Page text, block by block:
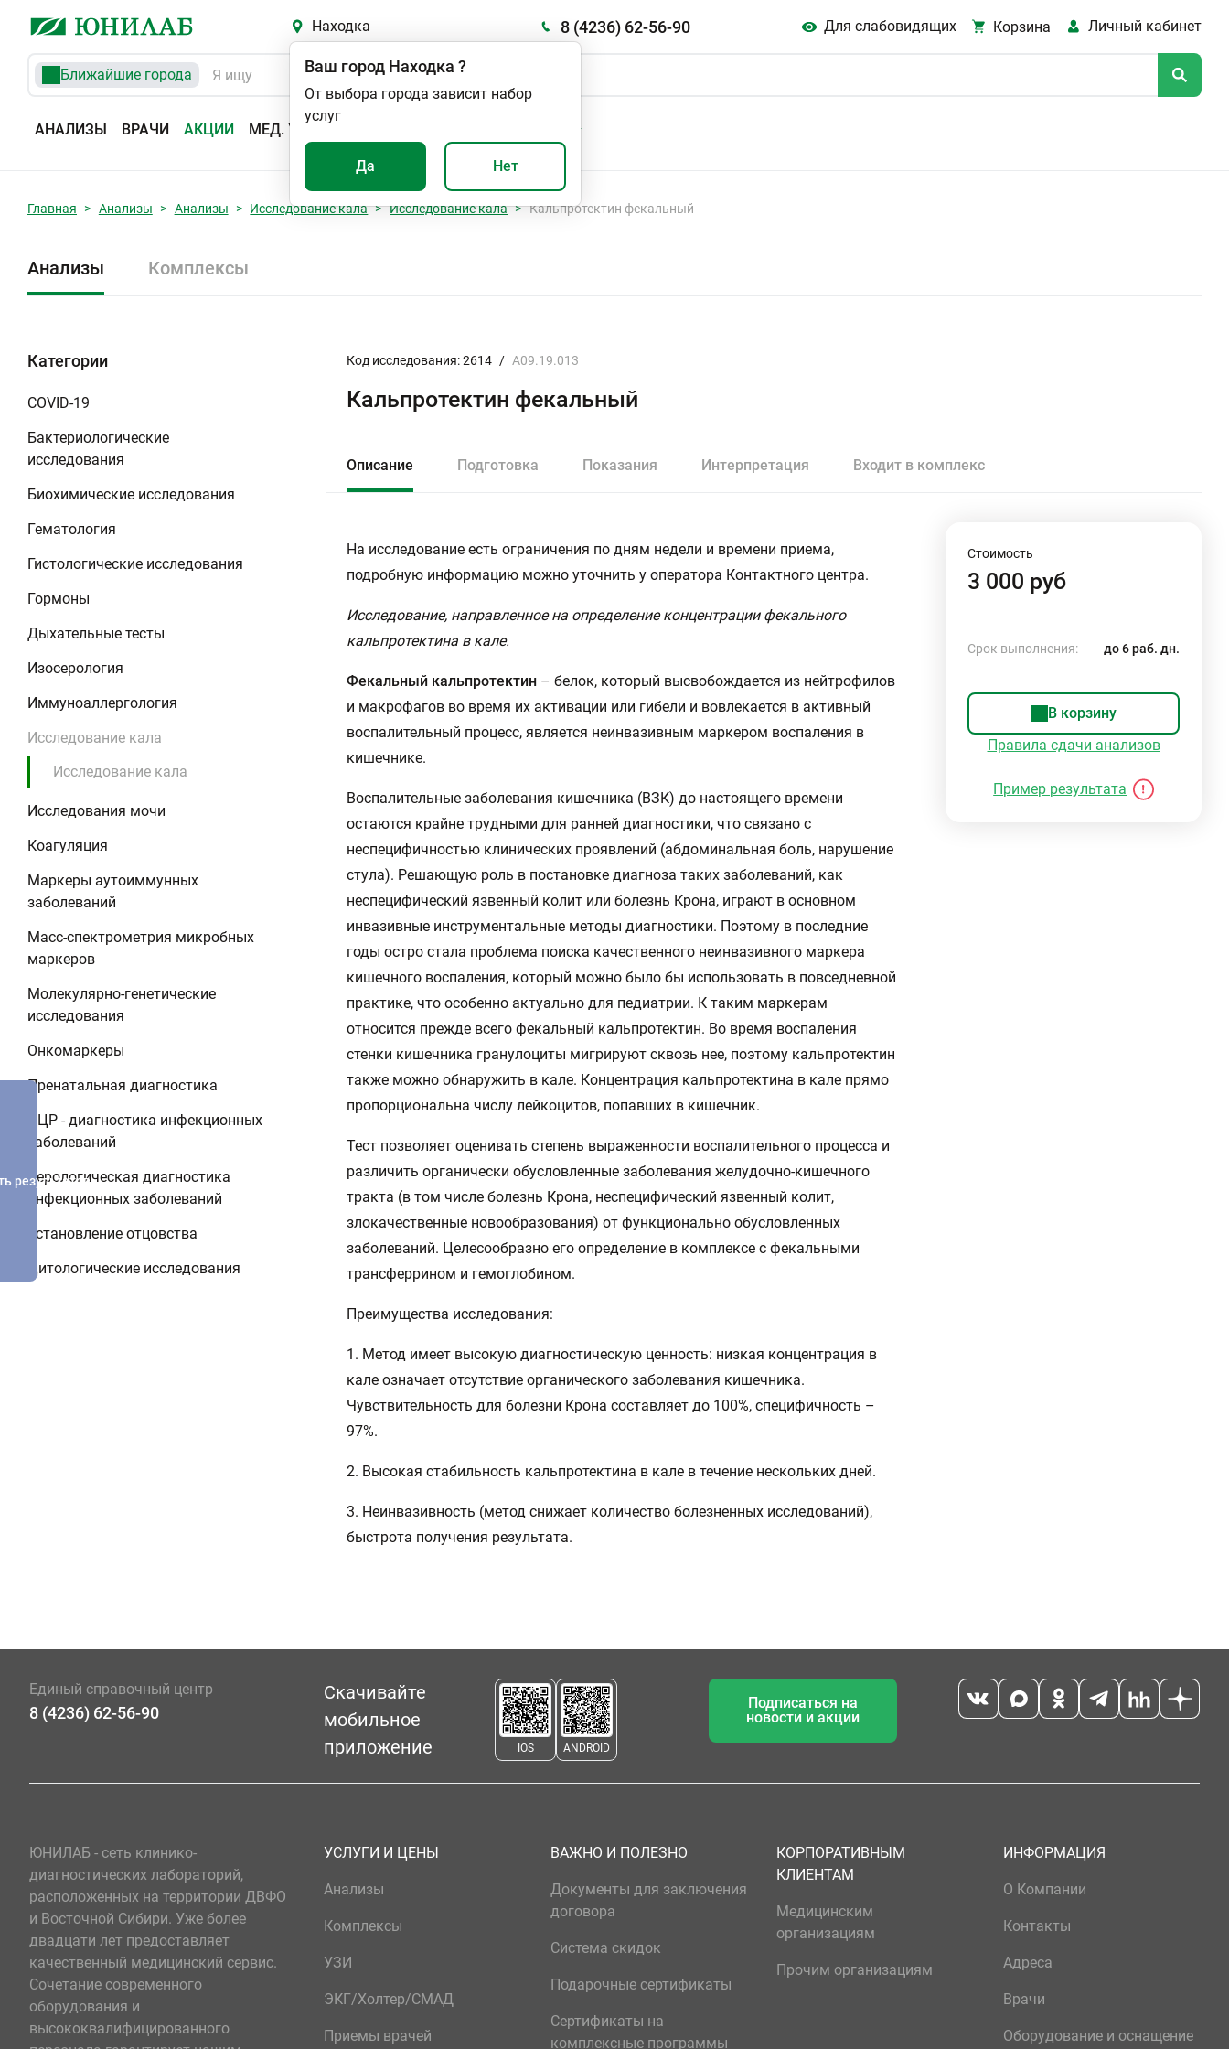
Находка 8 (4236) 62-56-90 Для слабовидящих Корзина Личный кабинет
Ближайшие города
АНАЛИЗЫ ВРАЧИ АКЦИИ МЕД. УСЛУГИ
Ваш город Находка ?
От выбора города зависит набор
услуг
Да Нет
Главная Анализы Анализы Исследование кала Исследование кала Кальпротектин фекальный
Анализы Комплексы
Категории
COVID-19
Бактериологические
исследования
Биохимические исследования
Гематология
Гистологические исследования
Гормоны
Дыхательные тесты
Изосерология
Иммуноаллергология
Исследование кала
Исследование кала
Исследования мочи
Коагуляция
Маркеры аутоиммунных
заболеваний
Масс-спектрометрия микробных
маркеров
Молекулярно-генетические
исследования
Онкомаркеры
Пренатальная диагностика
ПЦР - диагностика инфекционных
заболеваний
Серологическая диагностика
инфекционных заболеваний
Установление отцовства
Цитологические исследования
Код исследования: 2614 / A09.19.013
Кальпротектин фекальный
Описание Подготовка Показания Интерпретация Входит в комплекс
На исследование есть ограничения по дням недели и времени приема,
подробную информацию можно уточнить у оператора Контактного центра.
Исследование, направленное на определение концентрации фекального
кальпротектина в кале.
Фекальный кальпротектин – белок, который высвобождается из нейтрофилов
и макрофагов во время их активации или гибели и вовлекается в активный
воспалительный процесс, является неинвазивным маркером воспаления в
кишечнике.
Воспалительные заболевания кишечника (ВЗК) до настоящего времени
остаются крайне трудными для ранней диагностики, что связано с
неспецифичностью клинических проявлений (абдоминальная боль, нарушение
стула). Решающую роль в постановке диагноза таких заболеваний, как
неспецифический язвенный колит или болезнь Крона, играют в основном
инвазивные инструментальные методы диагностики. Поэтому в последние
годы остро стала проблема поиска качественного неинвазивного маркера
кишечного воспаления, который можно было бы использовать в повседневной
практике, что особенно актуально для педиатрии. К таким маркерам
относится прежде всего фекальный кальпротектин. Во время воспаления
стенки кишечника гранулоциты мигрируют сквозь нее, поэтому кальпротектин
также можно обнаружить в кале. Концентрация кальпротектина в кале прямо
пропорциональна числу лейкоцитов, попавших в кишечник.
Тест позволяет оценивать степень выраженности воспалительного процесса и
различить органически обусловленные заболевания желудочно-кишечного
тракта (в том числе болезнь Крона, неспецифический язвенный колит,
злокачественные новообразования) от функционально обусловленных
заболеваний. Целесообразно его определение в комплексе с фекальными
трансферрином и гемоглобином.
Преимущества исследования:
1. Метод имеет высокую диагностическую ценность: низкая концентрация в
кале означает отсутствие органического заболевания кишечника.
Чувствительность для болезни Крона составляет до 100%, специфичность –
97%.
2. Высокая стабильность кальпротектина в кале в течение нескольких дней.
3. Неинвазивность (метод снижает количество болезненных исследований),
быстрота получения результата.
Стоимость
3 000 руб
Срок выполнения: до 6 раб. дн.
В корзину
Правила сдачи анализов
Пример результата
результатов
Единый справочный центр
8 (4236) 62-56-90
Скачивайте
мобильное
приложение
IOS ANDROID
Подписаться на
новости и акции
ЮНИЛАБ - сеть клинико-
диагностических лабораторий,
расположенных на территории ДВФО
и Восточной Сибири. Уже более
двадцати лет предоставляет
качественный медицинский сервис.
Сочетание современного
оборудования и
высококвалифицированного
УСЛУГИ И ЦЕНЫ
Анализы
Комплексы
УЗИ
ЭКГ/Холтер/СМАД
Приемы врачей
ВАЖНО И ПОЛЕЗНО
Документы для заключения
договора
Система скидок
Подарочные сертификаты
Сертификаты на
комплексные программы
КОРПОРАТИВНЫМ
КЛИЕНТАМ
Медицинским
организациям
Прочим организациям
ИНФОРМАЦИЯ
О Компании
Контакты
Адреса
Врачи
Оборудование и оснащение